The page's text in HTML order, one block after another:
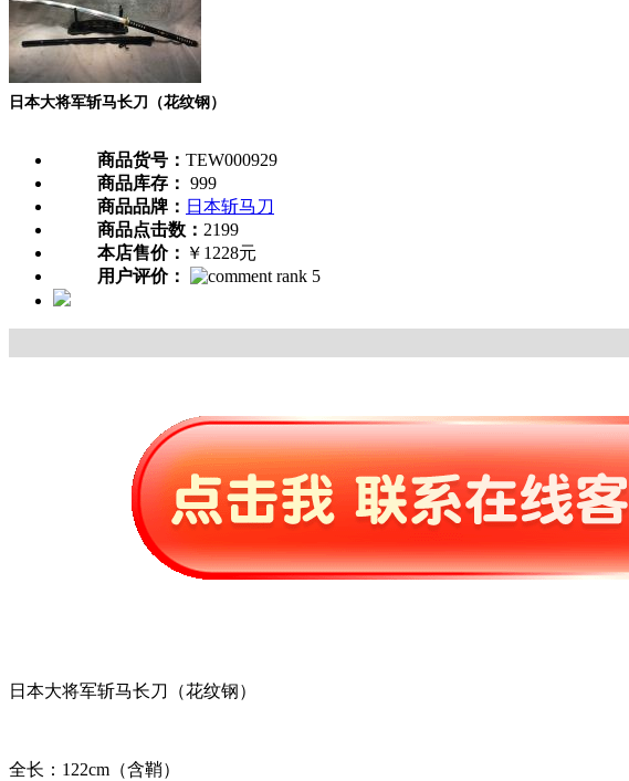
日本大将军斩马长刀（花纹钢）
商品货号： TEW000929
商品库存： 999
商品品牌： 日本斩马刀
商品点击数： 2199
本店售价： ￥1228元
用户评价：
日本大将军斩马长刀（花纹钢）
全长：122cm（含鞘）